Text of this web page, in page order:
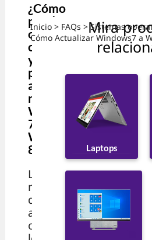
Inicio > FAQs >Sistemas
Cómo Actualizar Windows7 a
¿Cómo
puedo
obtener
consejos
y trucos
para
actualiza
r de
Windows
7 a
Windows
8?
La mejor
manera
de estar
actualizad
o sobre
Mira
Laptops